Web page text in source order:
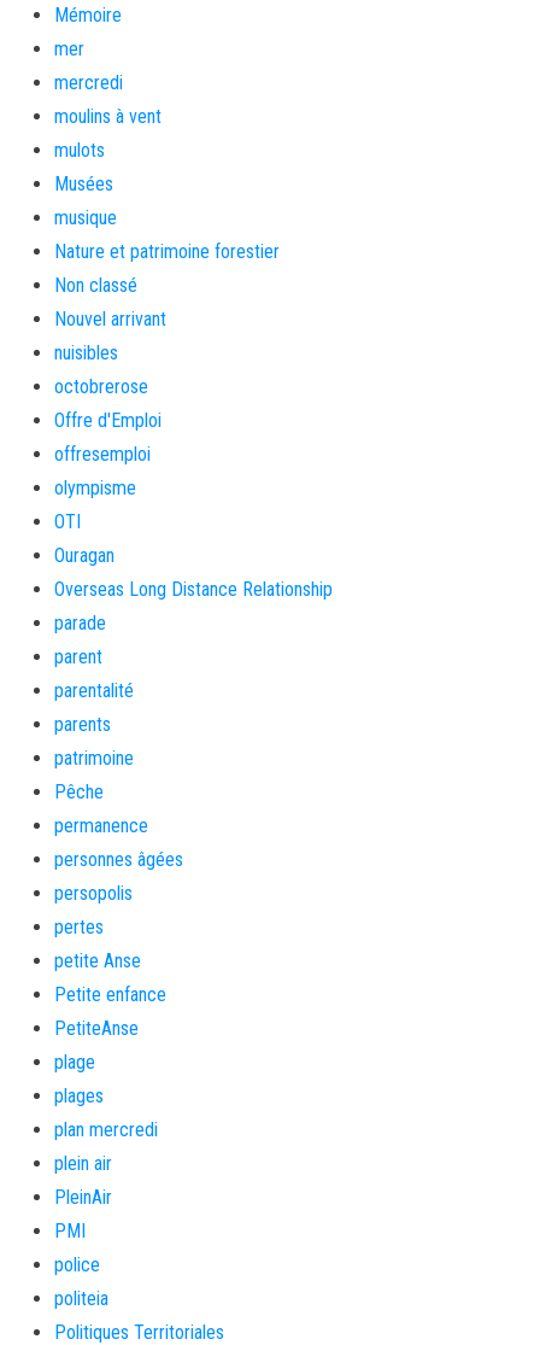
Mémoire
mer
mercredi
moulins à vent
mulots
Musées
musique
Nature et patrimoine forestier
Non classé
Nouvel arrivant
nuisibles
octobrerose
Offre d'Emploi
offresemploi
olympisme
OTI
Ouragan
Overseas Long Distance Relationship
parade
parent
parentalité
parents
patrimoine
Pêche
permanence
personnes âgées
persopolis
pertes
petite Anse
Petite enfance
PetiteAnse
plage
plages
plan mercredi
plein air
PleinAir
PMI
police
politeia
Politiques Territoriales